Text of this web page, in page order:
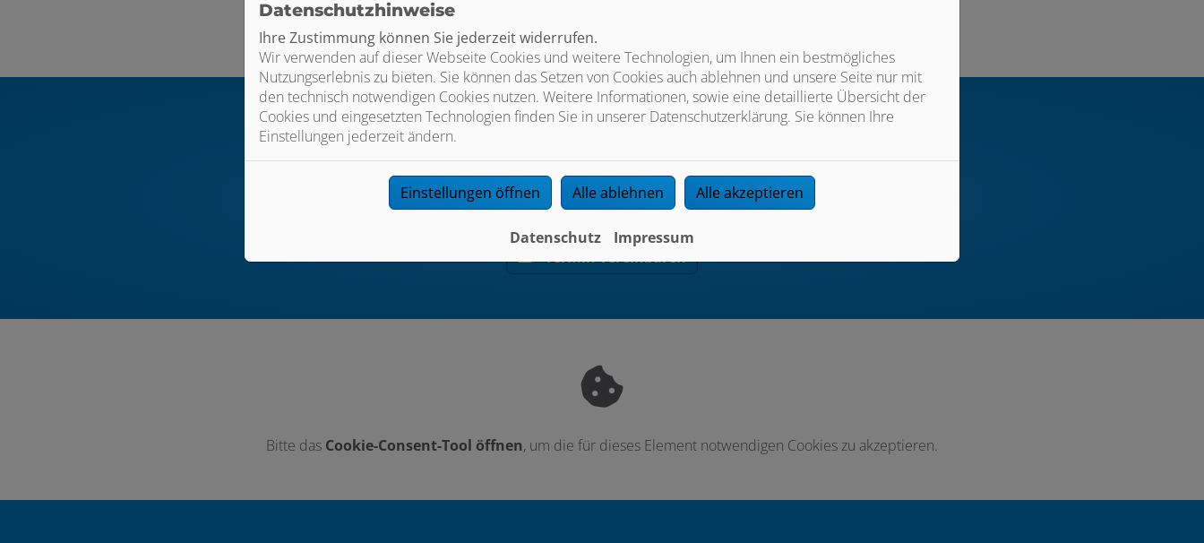
Termin vereinbaren
Bitte das Cookie-Consent-Tool öffnen, um die für dieses Element notwendigen Cookies zu akzeptieren.
Datenschutzhinweise
Ihre Zustimmung können Sie jederzeit widerrufen.
Wir verwenden auf dieser Webseite Cookies und weitere Technologien, um Ihnen ein bestmögliches
Nutzungserlebnis zu bieten. Sie können das Setzen von Cookies auch ablehnen und unsere Seite nur mit
den technisch notwendigen Cookies nutzen. Weitere Informationen, sowie eine detaillierte Übersicht der
Cookies und eingesetzten Technologien finden Sie in unserer Datenschutzerklärung. Sie können Ihre
Einstellungen jederzeit ändern.
Einstellungen öffnen Alle ablehnen Alle akzeptieren
Datenschutz Impressum